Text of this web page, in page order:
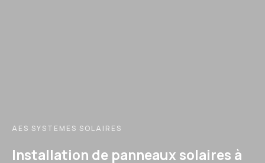
AES SYSTEMES SOLAIRES
Installation de panneaux solaires à